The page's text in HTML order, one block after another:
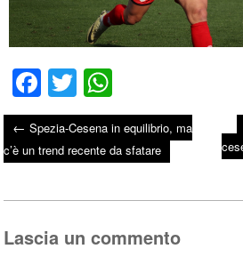
Fa
ce
bo
ok
T
wi
tte
r
ha
ts
A
pp
Post navigation
← Spezia-Cesena in equilibrio, ma
c’è un trend recente da sfatare
Lascia un commento